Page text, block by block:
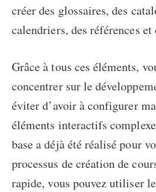
créer des glossaires, des
calendriers, des références et
Grâce à tous ces éléments,
concentrer sur le
éviter d’avoir à configurer
éléments interactifs
base a déjà été réalisé pour
processus de création de
rapide, vous pouvez utiliser